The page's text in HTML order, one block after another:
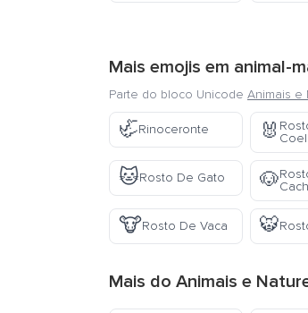
Mais emojis em animal-
Parte do bloco Unicode Animais e
🦏Rinoceronte 🐰
🐱Rosto De Gato 🐶
🐮Rosto De Vaca 🐯
Mais do Animais e